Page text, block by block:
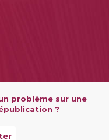
problème sur une
?